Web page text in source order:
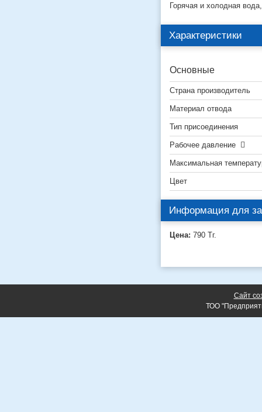
Горячая и холодная
Характеристики
Основные
Страна производитель
Материал отвода
Тип присоединения
Рабочее давление
Максимальная
Цвет
Информация для
Цена: 790 Тг.
Сайт
ТОО